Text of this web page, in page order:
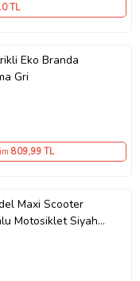
TL
Eko Branda
Gri
809,99 TL
Maxi Scooter
Motosiklet Siyah
Koltuk Brandası